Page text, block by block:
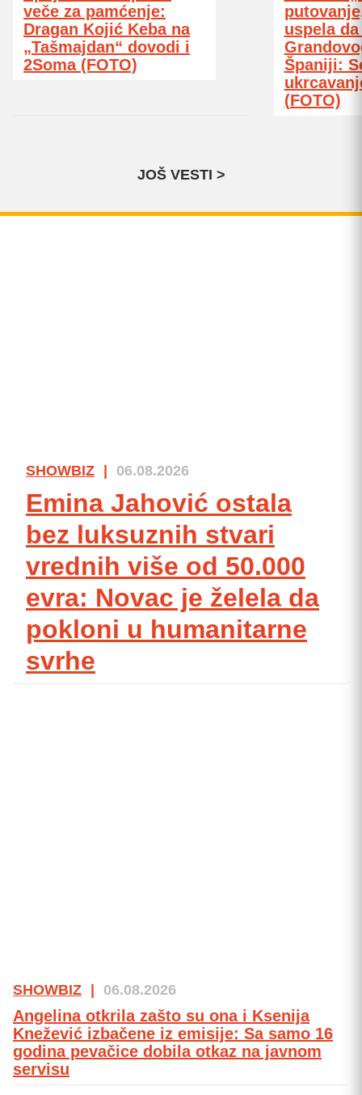
veče za pamćenje:
Dragan Kojić Keba na
„Tašmajdan“ dovodi i
2Soma (FOTO)
uspela
Španiji:
(FOTO)
JOŠ VESTI >
SHOWBIZ | 06.08.2026
Emina Jahović ostala
bez luksuznih stvari
vrednih više od 50.000
evra: Novac je želela da
pokloni u humanitarne
svrhe
SHOWBIZ | 06.08.2026
Angelina otkrila zašto su ona i Ksenija
Knežević izbačene iz emisije: Sa samo 16
godina pevačice dobila otkaz na javnom
servisu